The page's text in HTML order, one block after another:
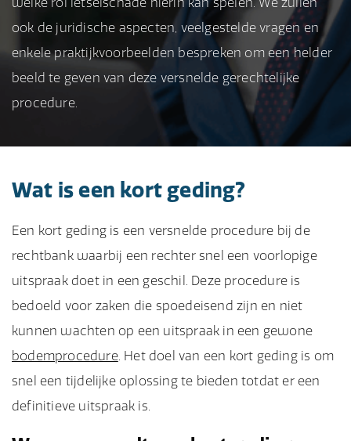
ook de juridische aspecten, veelgestelde vragen en
enkele praktijkvoorbeelden bespreken om een helder
beeld te geven van deze versnelde gerechtelijke
procedure.
Wat is een kort geding?
Een kort geding is een versnelde procedure bij de
rechtbank waarbij een rechter snel een voorlopige
uitspraak doet in een geschil. Deze procedure is
bedoeld voor zaken die spoedeisend zijn en niet
kunnen wachten op een uitspraak in een gewone
bodemprocedure. Het doel van een kort geding is om
snel een tijdelijke oplossing te bieden totdat er een
definitieve uitspraak is.